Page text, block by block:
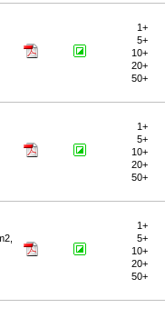
1+
5+
10+
20+
50+
1+
5+
10+
20+
50+
1+
5+
10+
20+
50+